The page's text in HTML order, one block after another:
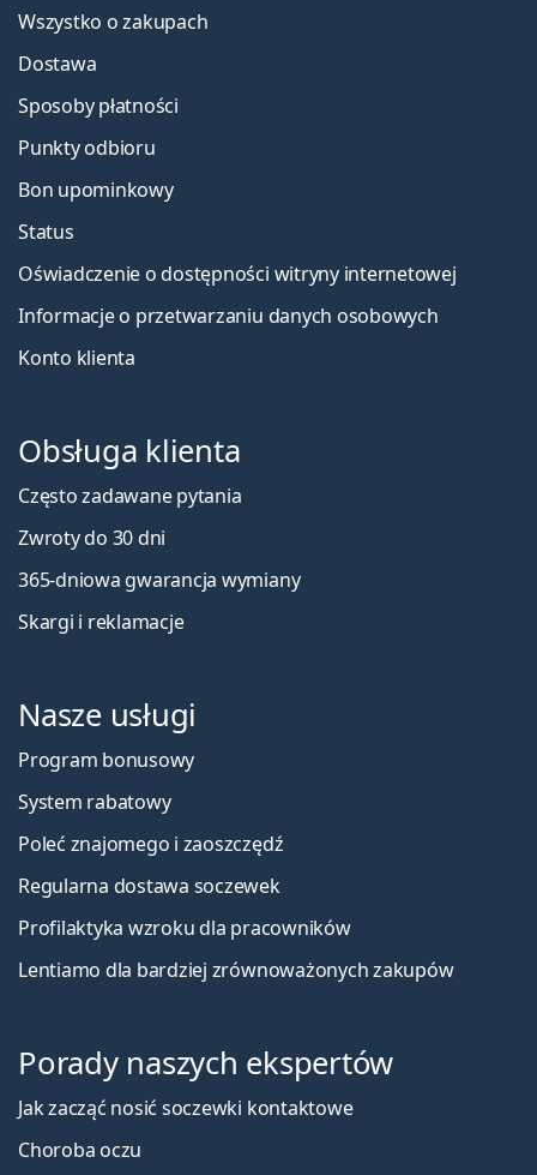
Wszystko o zakupach
Dostawa
Sposoby płatności
Punkty odbioru
Bon upominkowy
Status
Oświadczenie o dostępności witryny internetowej
Informacje o przetwarzaniu danych osobowych
Konto klienta
Obsługa klienta
Często zadawane pytania
Zwroty do 30 dni
365-dniowa gwarancja wymiany
Skargi i reklamacje
Nasze usługi
Program bonusowy
System rabatowy
Poleć znajomego i zaoszczędź
Regularna dostawa soczewek
Profilaktyka wzroku dla pracowników
Lentiamo dla bardziej zrównoważonych zakupów
Porady naszych ekspertów
Jak zacząć nosić soczewki kontaktowe
Choroba oczu